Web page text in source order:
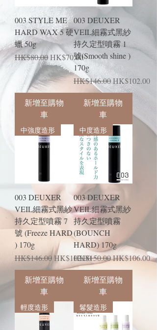
003 STYLE ME
HARD WAX 5 硬
蠟 50g
一般價格
HK$80.00促銷價格
HK$70.00
新增至購物
車
003 DEUXER
VEIL細霧式黑紗
持久定型噴霧 1
號(Smooth shine )
170g
一般價格
HK$146.00促銷價格
HK$102.00
新增至購物
車
中強度造形
003 DEUXER
VEIL細霧式黑紗
持久定型噴霧 7
號 (Freeze HARD
) 170g
一般價格
HK$146.00促銷價格
HK$102.00
新增至購物
車
中度造形
003 DEUXER
VEIL細霧式黑紗
持久定型噴霧
(BOUNCH
HARD) 170g
一般價格
HK$150.00促銷價格
HK$106.00
新增至購物
車
輕度造形 鬈髮造形